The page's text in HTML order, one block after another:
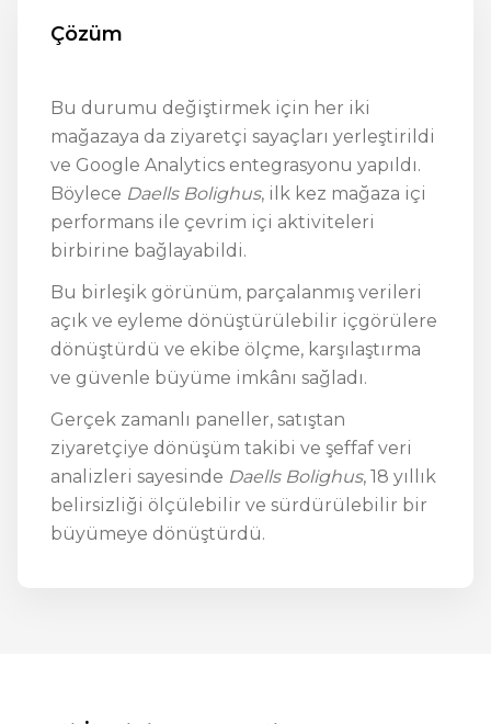
Çözüm
Bu durumu değiştirmek için her iki
mağazaya da ziyaretçi sayaçları yerleştirildi
ve Google Analytics entegrasyonu yapıldı.
Böylece Daells Bolighus, ilk kez mağaza içi
performans ile çevrim içi aktiviteleri
birbirine bağlayabildi.
Bu birleşik görünüm, parçalanmış verileri
açık ve eyleme dönüştürülebilir içgörülere
dönüştürdü ve ekibe ölçme, karşılaştırma
ve güvenle büyüme imkânı sağladı.
Gerçek zamanlı paneller, satıştan
ziyaretçiye dönüşüm takibi ve şeffaf veri
analizleri sayesinde Daells Bolighus, 18 yıllık
belirsizliği ölçülebilir ve sürdürülebilir bir
büyümeye dönüştürdü.